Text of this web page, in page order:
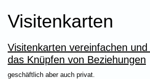
Visitenkarten
Visitenkarten vereinfachen
das Knüpfen von Beziehungen
geschäftlich aber auch privat.
- 16 Uhr